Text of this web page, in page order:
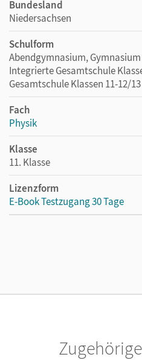
Bundesland
Niedersachsen
Schulform
Abendgymnasium, Gymnasium
Integrierte Gesamtschule
Gesamtschule Klassen 11-12/13
Fach
Physik
Klasse
11. Klasse
Lizenzform
E-Book Testzugang 30 Tage